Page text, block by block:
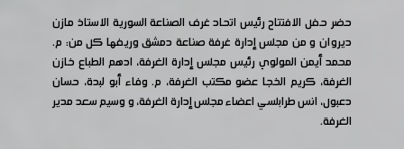
حضر حفل الافتتاح رئيس اتحاد غرف الصناعة السورية الاستاذ مازن
ديروان و من مجلس إدارة غرفة صناعة دمشق وريفها كل من: م.
محمد أيمن المولوي رئيس مجلس إدارة الغرفة، ادهم الطباع خازن
الغرفة، كريم الخجا عضو مكتب الغرفة، م. وفاء أبو لبدة، حسان
دعبول، انس طرابلسي اعضاء مجلس إدارة الغرفة، و وسيم سعد مدير
الغرفة.